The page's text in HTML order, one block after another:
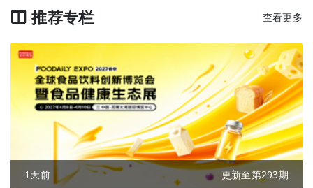
推荐专栏 查看更多
1天前 更新至第293期